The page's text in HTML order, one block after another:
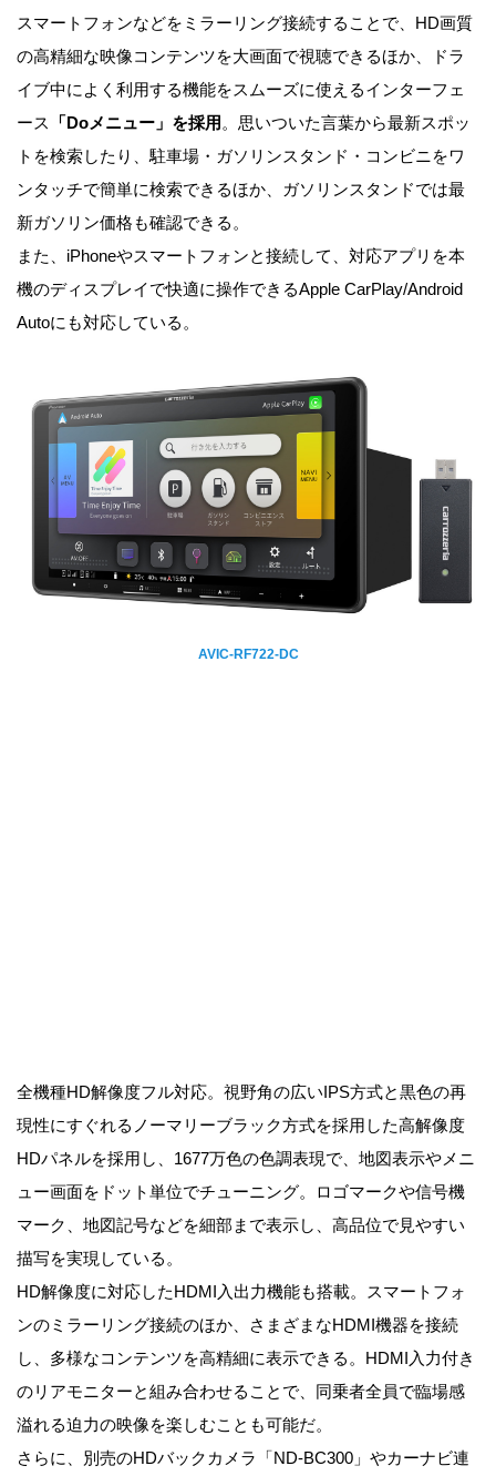
スマートフォンなどをミラーリング接続することで、HD画質
の高精細な映像コンテンツを大画面で視聴できるほか、ドラ
イブ中によく利用する機能をスムーズに使えるインターフェ
ース
「Doメニュー」を採用 。思いついた言葉から最新スポッ
トを検索したり、駐車場・ガソリンスタンド・コンビニをワ
ンタッチで簡単に検索できるほか、ガソリンスタンドでは最
新ガソリン価格も確認できる。
また、iPhoneやスマートフォンと接続して、対応アプリを本
機のディスプレイで快適に操作できるApple CarPlay/Android
Autoにも対応している。
AVIC-RF722-DC
全機種HD解像度フル対応。視野角の広いIPS方式と黒色の再
現性にすぐれるノーマリーブラック方式を採用した高解像度
HDパネルを採用し、1677万色の色調表現で、地図表示やメニ
ュー画面をドット単位でチューニング。ロゴマークや信号機
マーク、地図記号などを細部まで表示し、高品位で見やすい
描写を実現している。
HD解像度に対応したHDMI入出力機能も搭載。スマートフォ
ンのミラーリング接続のほか、さまざまなHDMI機器を接続
し、多様なコンテンツを高精細に表示できる。HDMI入力付き
のリアモニターと組み合わせることで、同乗者全員で臨場感
溢れる迫力の映像を楽しむことも可能だ。
さらに、別売のHDバックカメラ「ND-BC300」やカーナビ連